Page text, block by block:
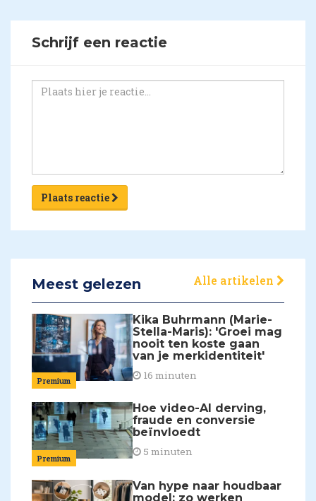
Schrijf een reactie
Plaats reactie
Meest gelezen Alle artikelen
Premium
Kika Buhrmann (Marie-
Stella-Maris): 'Groei mag
nooit ten koste gaan
van je merkidentiteit'
16 minuten
Premium
Hoe video-AI derving,
fraude en conversie
beïnvloedt
5 minuten
Van hype naar houdbaar
model: zo werken